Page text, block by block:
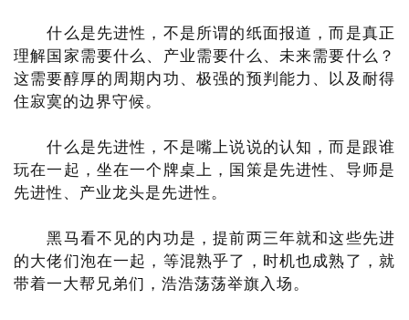
什么是先进性，不是所谓的纸面报道，而是真正
理解国家需要什么、产业需要什么、未来需要什么？
这需要醇厚的周期内功、极强的预判能力、以及耐得
住寂寞的边界守候。
什么是先进性，不是嘴上说说的认知，而是跟谁
玩在一起，坐在一个牌桌上，国策是先进性、导师是
先进性、产业龙头是先进性。
黑马看不见的内功是，提前两三年就和这些先进
的大佬们泡在一起，等混熟乎了，时机也成熟了，就
带着一大帮兄弟们，浩浩荡荡举旗入场。